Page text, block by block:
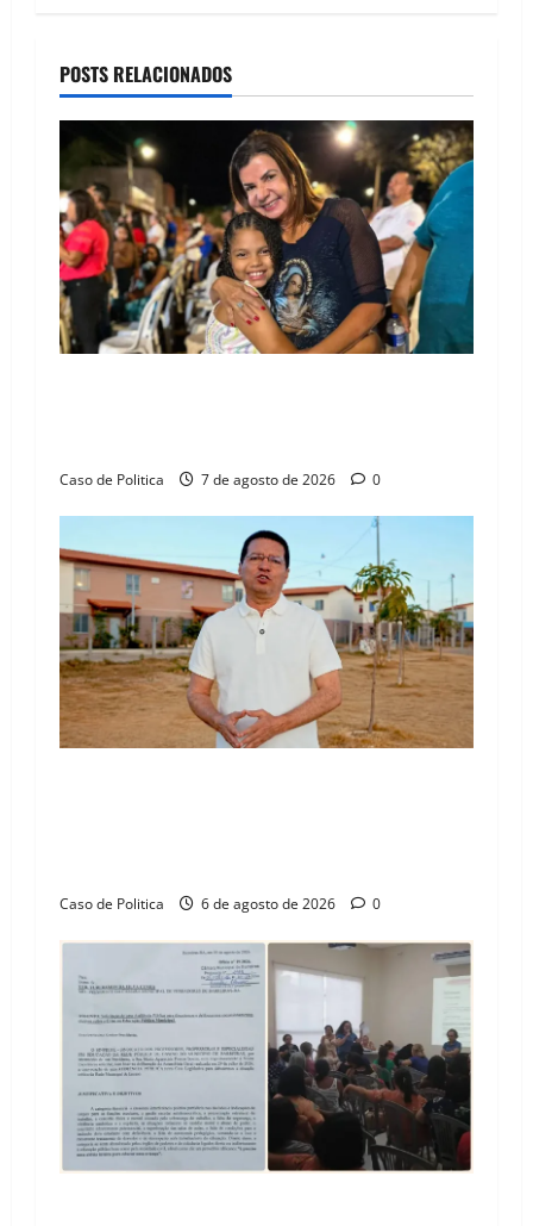
a
v
i
g
a
t
i
n
POSTS RELACIONADOS
Caso de Politica 7 de agosto de 2026 0
Caso de Politica 6 de agosto de 2026 0